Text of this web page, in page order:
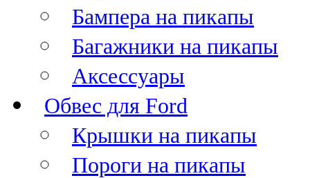
Бампера на пикапы
Багажники на пикапы
Аксессуары
Обвес для Ford
Крышки на пикапы
Пороги на пикапы